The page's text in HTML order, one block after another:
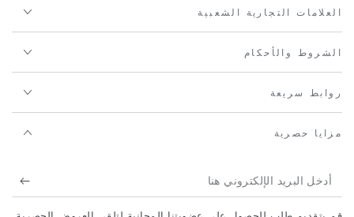
العلامات التجارية الشعبية
الشروط والأحكام
روابط سريعة
مزايا حصرية
أدخل
البريد